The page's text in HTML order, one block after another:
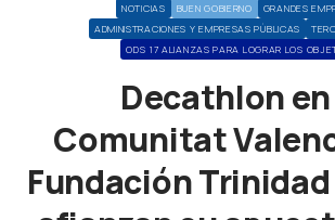
NOTICIAS BUEN GOBIERNO
GRANDES
ADMINISTRACIONES Y EMPRESAS PÚBLICAS
ODS 17 ALIANZAS PARA LOGRAR LOS
Decathlon
Comunitat
Fundación